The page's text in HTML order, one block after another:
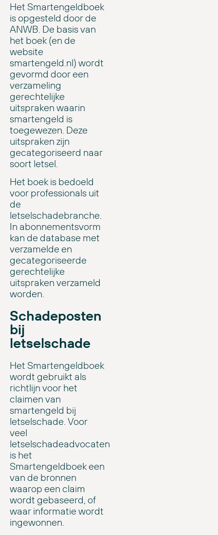
Het Smartengeldboek
is opgesteld door de
ANWB. De basis van
het boek (en de
website
smartengeld.nl) wordt
gevormd door een
verzameling
gerechtelijke
uitspraken waarin
smartengeld is
toegewezen. Deze
uitspraken zijn
gecategoriseerd naar
soort letsel.
Het boek is bedoeld
voor professionals uit
de
letselschadebranche.
In abonnementsvorm
kan de database met
verzamelde en
gecategoriseerde
gerechtelijke
uitspraken verzameld
worden.
Schadeposten
bij
letselschade
Het Smartengeldboek
wordt gebruikt als
richtlijn voor het
claimen van
smartengeld bij
letselschade. Voor
veel
letselschadeadvocaten
is het
Smartengeldboek een
van de bronnen
waarop een claim
wordt gebaseerd, of
waar informatie wordt
ingewonnen.